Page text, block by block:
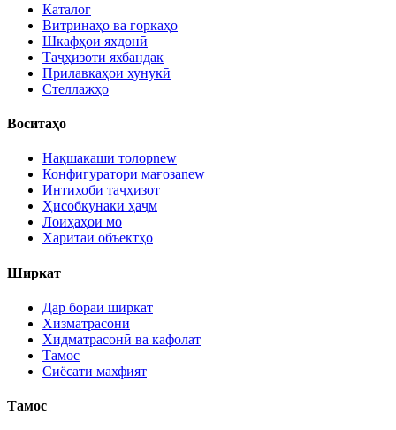
Каталог
Витринаҳо ва горкаҳо
Шкафҳои яхдонӣ
Таҷҳизоти яхбандак
Прилавкаҳои хунукӣ
Стеллажҳо
Воситаҳо
Нақшакаши толорnew
Конфигуратори мағозаnew
Интихоби таҷҳизот
Ҳисобкунаки ҳаҷм
Лоиҳаҳои мо
Харитаи объектҳо
Ширкат
Дар бораи ширкат
Хизматрасонӣ
Хидматрасонӣ ва кафолат
Тамос
Сиёсати махфият
Тамос